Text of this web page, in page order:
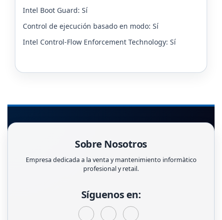
Intel Boot Guard: Sí
Control de ejecución basado en modo: Sí
Intel Control-Flow Enforcement Technology: Sí
Sobre Nosotros
Empresa dedicada a la venta y mantenimiento informàtico
profesional y retail.
Síguenos en: